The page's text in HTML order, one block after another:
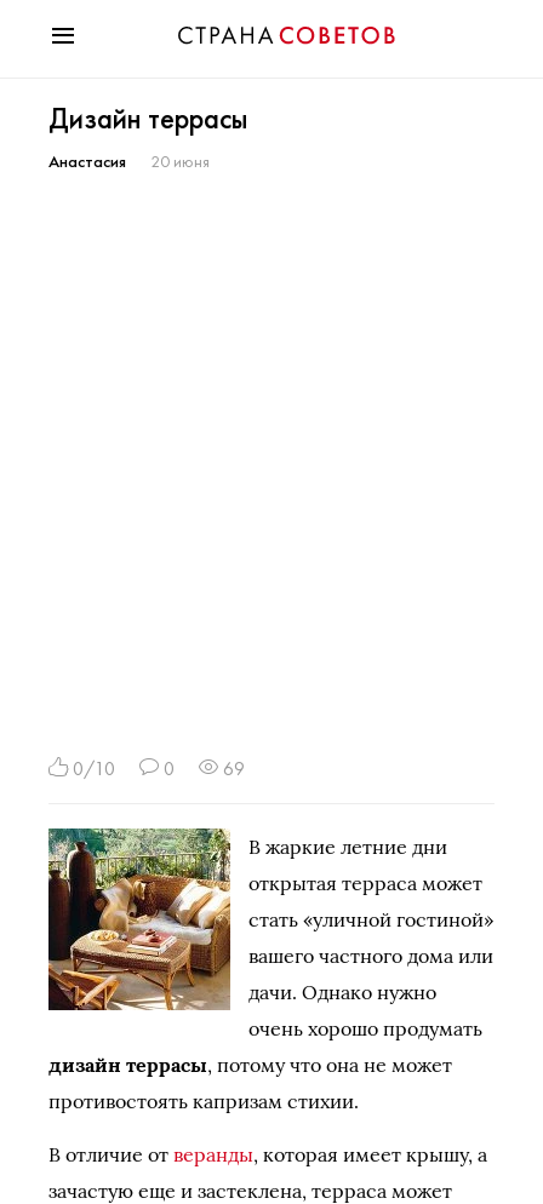
Мода
Звезды
Дизайн террасы
Анастасия 20 июня
0/10 0 69
В жаркие летние дни
открытая терраса может
стать «уличной гостиной»
вашего частного дома или
дачи. Однако нужно
очень хорошо продумать
дизайн террасы, потому что она не может
противостоять капризам стихии.
В отличие от веранды, которая имеет крышу, а
зачастую еще и застеклена, терраса может